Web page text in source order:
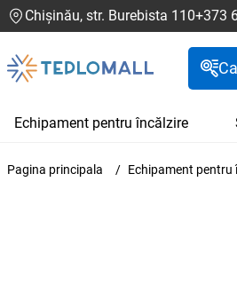
Chișinău, str. Burebista 110+373
Echipament pentru încălzire
Pagina principala Echipament pentru